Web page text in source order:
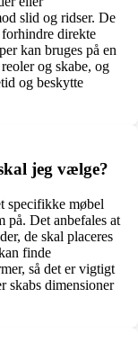
slid og ridser. De
direkte
kan bruges på en
og skabe, og
og beskytte
jeg vælge?
specifikke møbel
på. Det anbefales at
de skal placeres
finde
så det er vigtigt
skabs dimensioner